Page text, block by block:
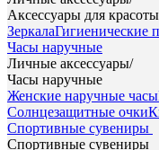
Аксессуары для красоты
ЗеркалаГигиенические
Часы наручные
Личные аксессуары/
Часы наручные
Женские наручные часы
Солнцезащитные очки
Спортивные сувениры
Спортивные сувениры